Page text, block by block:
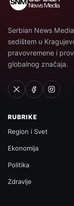
Serbian News
sedištem u
pravovremene i
globalnog značaja.
RUBRIKE
Region i Svet
Ekonomija
Politika
Zdravlje